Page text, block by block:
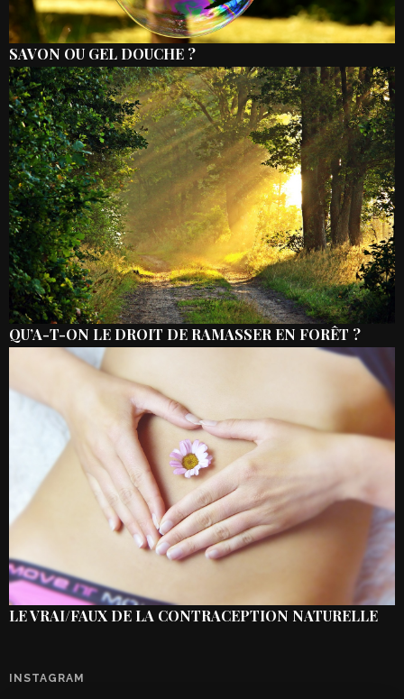
SAVON OU GEL DOUCHE ?
QU’A-T-ON LE DROIT DE RAMASSER EN FORÊT ?
LE VRAI/FAUX DE LA CONTRACEPTION NATURELLE
INSTAGRAM